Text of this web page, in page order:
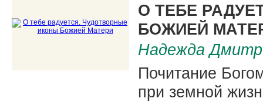
О ТЕБЕ
БОЖИЕЙ
Надежда
Почитание
при земной